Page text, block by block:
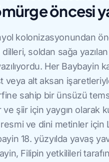
öncesi
kolonizasyonundan
soldan sağa
Her Baybayin
veya alt aksan
sahip bir ünsüzü
şiir için yaygın olarak
ve dini metinler için
18. yüzyılda yavaş
Filipin yetkilileri